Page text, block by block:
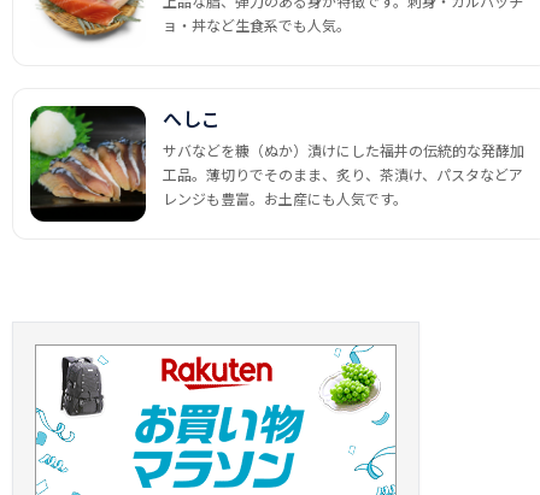
ョ・丼など生食系でも人気。
へしこ
サバなどを糠（ぬか）漬けにした福井の伝統的な発酵加
工品。薄切りでそのまま、炙り、茶漬け、パスタなどア
レンジも豊富。お土産にも人気です。